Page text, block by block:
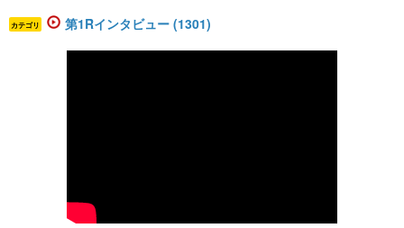
カテゴリ 第1Rインタビュー (1301)